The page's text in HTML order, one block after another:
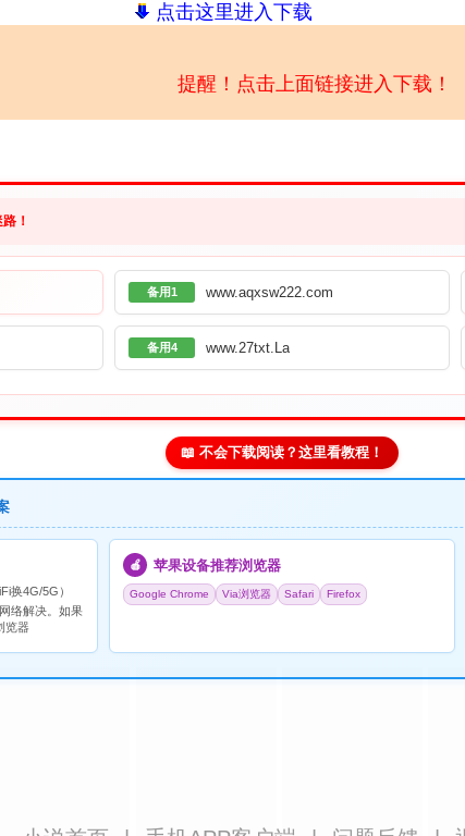
点击这里进入下载
提醒！点击上面链接进入下载！
！
备用1 www.aqxsw222.com
备用4 www.27txt.La
📖 不会下载阅读？这里看教程！
换4G/5G）
络解决。如果
览器
🍎 苹果设备推荐浏览器
Google Chrome Via浏览器 Safari Firefox